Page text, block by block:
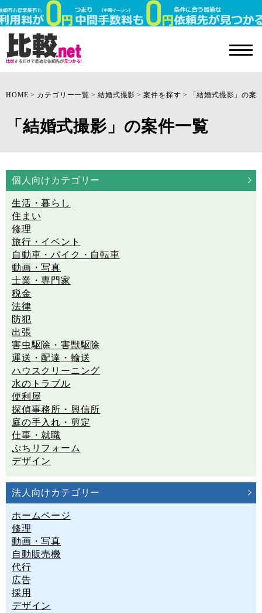
HOME カテゴリー一覧 結婚式撮影 案件を探す 「結婚式撮影」の案
「結婚式撮影」の案件一覧
個人向けカテゴリー
生活・暮らし
住まい
修理
旅行・イベント
自動車・バイク・自転車
動画・写真
士業・専門家
税金
法律
防犯
出張
害虫駆除・害獣駆除
運送・配達・輸送
ハウスクリーニング
水のトラブル
便利屋
探偵事務所・興信所
庭の手入れ・剪定
仕事・就職
ぷちリフォーム
デザイン
法人向けカテゴリー
ホームページ
修理
動画・写真
自動販売機
代行
広告
採用
デザイン